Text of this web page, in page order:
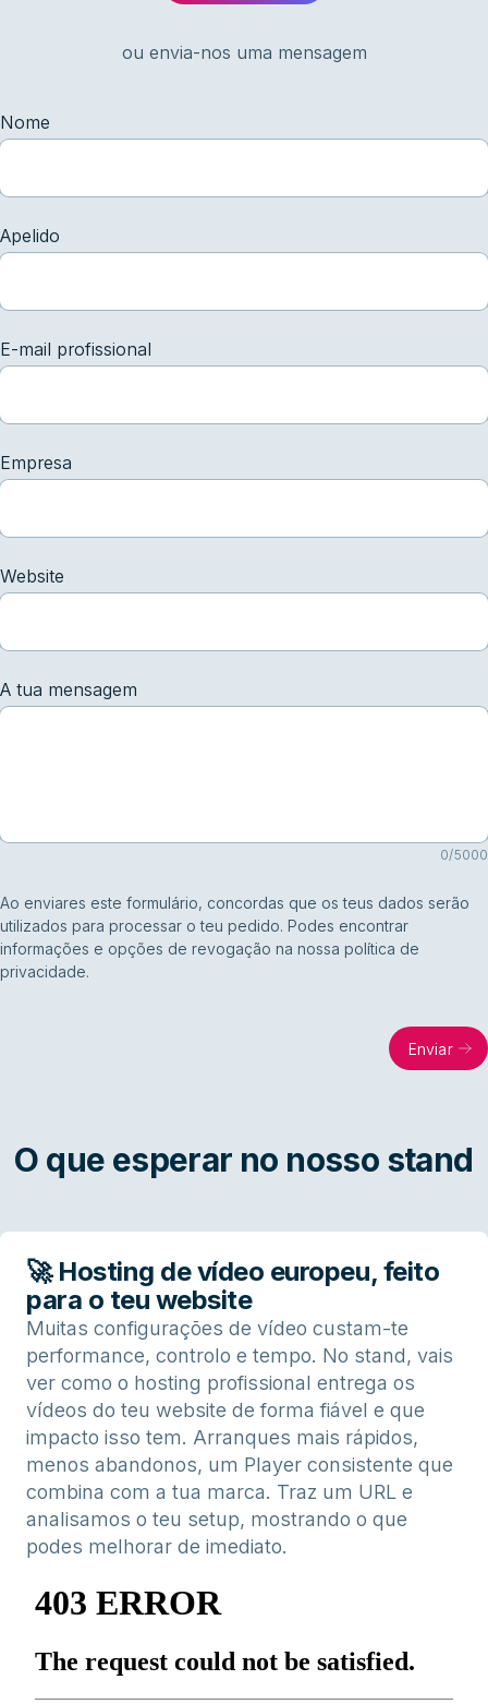
ou envia-nos uma mensagem
Nome
Apelido
E-mail profissional
Empresa
Website
A tua mensagem
0/5000
Ao enviares este formulário, concordas que os teus dados serão
utilizados para processar o teu pedido. Podes encontrar
informações e opções de revogação na nossa política de
privacidade.
Enviar
O que esperar no nosso stand
🚀 Hosting de vídeo europeu, feito
para o teu website
Muitas configurações de vídeo custam-te
performance, controlo e tempo. No stand, vais
ver como o hosting profissional entrega os
vídeos do teu website de forma fiável e que
impacto isso tem. Arranques mais rápidos,
menos abandonos, um Player consistente que
combina com a tua marca. Traz um URL e
analisamos o teu setup, mostrando o que
podes melhorar de imediato.